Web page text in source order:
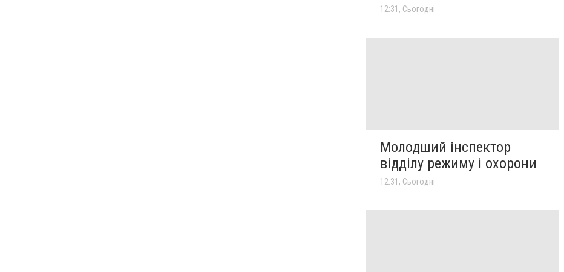
12:31, Сьогодні
Молодший інспектор
відділу режиму і охорони
12:31, Сьогодні